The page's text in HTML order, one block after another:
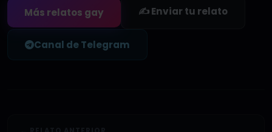
Más relatos gay ✍️ Enviar tu relato
Canal de Telegram